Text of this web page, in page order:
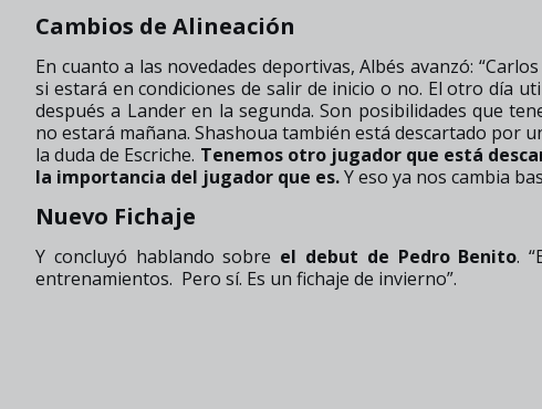
Cambios de Alineación
En cuanto a las novedades deportivas, Albés avanzó:
si estará en condiciones de salir de inicio o no. El otro día
después a Lander en la segunda. Son posibilidades que
no estará mañana. Shashoua también está descartado por
la duda de Escriche. Tenemos otro jugador que está
la importancia del jugador que es.Y eso ya nos cambia
Nuevo Fichaje
Y concluyó hablando sobre el debut de Pedro Benito.
entrenamientos. Pero sí. Es un fichaje de invierno”.